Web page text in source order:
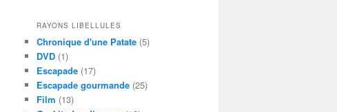
RAYONS LIBELLULES
Chronique d'une Patate (5)
DVD (1)
Escapade (17)
Escapade gourmande (25)
Film (13)